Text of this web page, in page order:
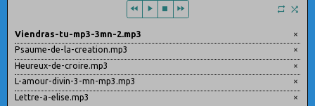
×
Viendras-tu-mp3-3mn-2.mp3
×
Psaume-de-la-creation.mp3
×
Heureux-de-croire.mp3
×
L-amour-divin-3-mn-mp3.mp3
×
Lettre-a-elise.mp3